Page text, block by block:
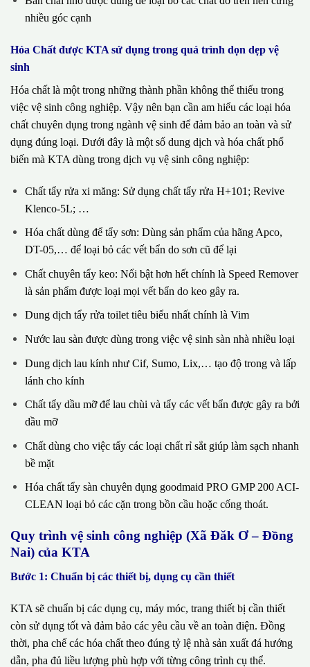
nhiều góc cạnh
Hóa Chất được KTA sử dụng trong quá trình dọn dẹp vệ
sinh
Hóa chất là một trong những thành phần không thể thiếu trong
việc vệ sinh công nghiệp. Vậy nên bạn cần am hiểu các loại hóa
chất chuyên dụng trong ngành vệ sinh để đảm bảo an toàn và sử
dụng đúng loại. Dưới đây là một số dung dịch và hóa chất phổ
biến mà KTA dùng trong dịch vụ vệ sinh công nghiệp:
Chất tẩy rửa xi măng: Sử dụng chất tẩy rửa H+101; Revive
Klenco-5L; …
Hóa chất dùng để tẩy sơn: Dùng sản phẩm của hãng Apco,
DT-05,… để loại bỏ các vết bẩn do sơn cũ để lại
Chất chuyên tẩy keo: Nổi bật hơn hết chính là Speed Remover
là sản phẩm được loại mọi vết bẩn do keo gây ra.
Dung dịch tẩy rửa toilet tiêu biểu nhất chính là Vim
Nước lau sàn được dùng trong việc vệ sinh sàn nhà nhiều loại
Dung dịch lau kính như Cif, Sumo, Lix,… tạo độ trong và lấp
lánh cho kính
Chất tẩy dầu mỡ để lau chùi và tẩy các vết bẩn được gây ra bởi
dầu mỡ
Chất dùng cho việc tẩy các loại chất rỉ sắt giúp làm sạch nhanh
bề mặt
Hóa chất tẩy sàn chuyên dụng goodmaid PRO GMP 200 ACI-
CLEAN loại bỏ các cặn trong bồn cầu hoặc cống thoát.
Quy trình vệ sinh công nghiệp (Xã Đăk Ơ – Đồng
Nai) của KTA
Bước 1: Chuẩn bị các thiết bị, dụng cụ cần thiết
KTA sẽ chuẩn bị các dụng cụ, máy móc, trang thiết bị cần thiết
còn sử dụng tốt và đảm bảo các yêu cầu về an toàn điện. Đồng
thời, pha chế các hóa chất theo đúng tỷ lệ nhà sản xuất đá hướng
dẫn, pha đủ liều lượng phù hợp với từng công trình cụ thể.